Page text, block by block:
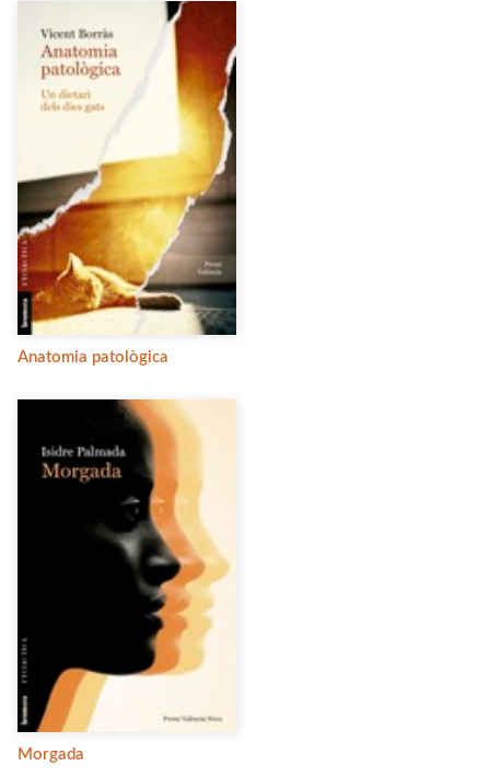
Anatomia patològica
Morgada